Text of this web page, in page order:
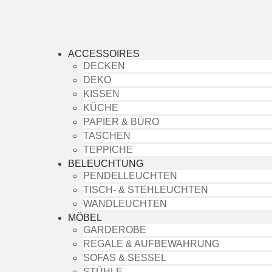
ACCESSOIRES
DECKEN
DEKO
KISSEN
KÜCHE
PAPIER & BÜRO
TASCHEN
TEPPICHE
BELEUCHTUNG
PENDELLEUCHTEN
TISCH- & STEHLEUCHTEN
WANDLEUCHTEN
MÖBEL
GARDEROBE
REGALE & AUFBEWAHRUNG
SOFAS & SESSEL